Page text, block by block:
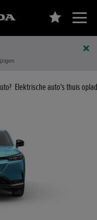
Elektrische auto's thuis